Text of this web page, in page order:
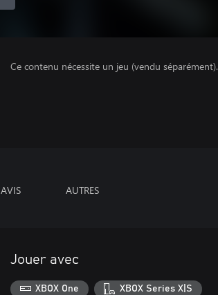
Ce contenu nécessite un jeu (vendu séparément).
AVIS AUTRES
Jouer avec
XBOX One XBOX Series X|S